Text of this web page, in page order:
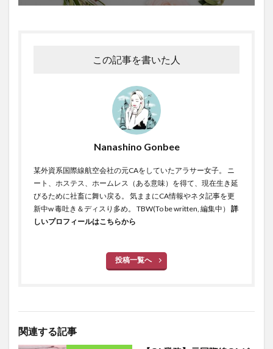
この記事を書いた人
Nanashino Gonbee
某外資系国際線航空会社の元CAをしていたアラサー女子。 ニ
ート、ホステス、ホームレス（ある意味）を得て、現在生き延
びるために社畜に舞い戻る。 気ままにCA情報やネタ記事を更
新中w 毒吐き＆ディスり多め。 TBW(To be written, 編集中） 詳
しいプロフィールはこちらから
投稿一覧へ
関連する記事